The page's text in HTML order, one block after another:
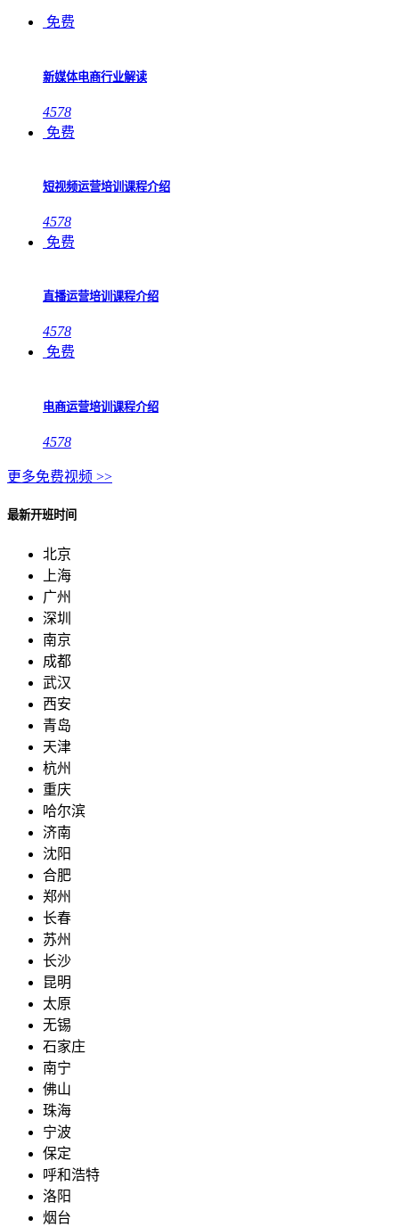
免费
新媒体电商行业解读
4578
免费
短视频运营培训课程介绍
4578
免费
直播运营培训课程介绍
4578
免费
电商运营培训课程介绍
4578
更多免费视频 >>
最新开班时间
北京
上海
广州
深圳
南京
成都
武汉
西安
青岛
天津
杭州
重庆
哈尔滨
济南
沈阳
合肥
郑州
长春
苏州
长沙
昆明
太原
无锡
石家庄
南宁
佛山
珠海
宁波
保定
呼和浩特
洛阳
烟台